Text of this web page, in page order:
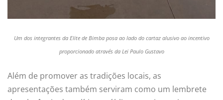
Um dos integrantes da Elite de Bimba posa ao lado do cartaz alusivo ao incentivo
proporcionado através da Lei Paulo Gustavo
Além de promover as tradições locais, as
apresentações também serviram como um lembrete